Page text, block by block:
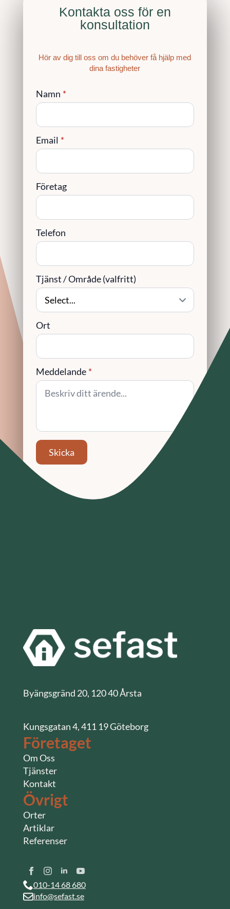
Kontakta oss för en
konsultation
Hör av dig till oss om du behöver få hjälp med
dina fastigheter
Namn *
Email *
Företag
Telefon
Tjänst / Område (valfritt)
Ort
Meddelande *
Skicka
Byängsgränd 20, 120 40 Årsta
Kungsgatan 4, 411 19 Göteborg
Företaget
Om Oss
Tjänster
Kontakt
Övrigt
Orter
Artiklar
Referenser
010-14 68 680
info@sefast.se